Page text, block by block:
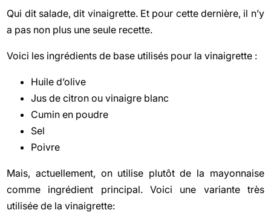
Qui dit salade, dit vinaigrette. Et pour cette dernière, il n’y
a pas non plus une seule recette.
Voici les ingrédients de base utilisés pour la vinaigrette :
Huile d’olive
Jus de citron ou vinaigre blanc
Cumin en poudre
Sel
Poivre
Mais, actuellement, on utilise plutôt de la mayonnaise
comme ingrédient principal. Voici une variante très
utilisée de la vinaigrette: